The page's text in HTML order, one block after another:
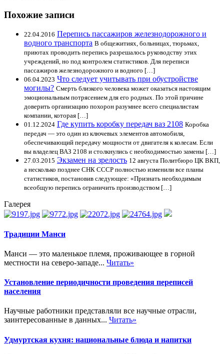
Похожие записи
22.04.2016 Перепись пассажиров железнодорожного и
водного транспорта В общежитиях, больницах, тюрьмах,
приютах проводить перепись разрешалось руководству этих
учреждений, но под контролем статистиков. Для переписи
пассажиров железнодорожного и водного […]
06.04.2023 Что следует учитывать при обустройстве
могилы? Смерть близкого человека может оказаться настоящим
эмоциональным потрясением для его родных. По этой причине
доверить организацию похорон разумнее всего специалистам
компании, которая […]
01.12.2024 Где купить коробку передач ваз 2108 Коробка
передач — это один из ключевых элементов автомобиля,
обеспечивающий передачу мощности от двигателя к колесам. Если
вы владелец ВАЗ 2108 и столкнулись с необходимостью замены […]
27.03.2015 Экзамен на зрелость 12 августа Политбюро ЦК ВКП,
а несколько позднее СНК СССР полностью изменили все планы
статистиков, постановив следующее: «Признать необходимым
всеобщую перепись ограничить производством […]
Галерея
Традиции Манси
Манси — это маленькое племя, проживающее в горной
местности на северо-западе... Читать»
Установление периодичности проведения переписей
населения
Научные работники представляли все научные отрасли,
заинтересованные в данных... Читать»
Удмуртская кухня: национальные блюда и напитки